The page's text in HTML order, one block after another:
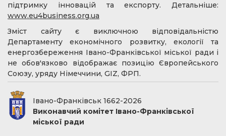
підтримку інновацій та експорту. Детальніше:
www.eu4business.org.ua
Зміст сайту є виключною відповідальністю
Департаменту економічного розвитку, екології та
енергозбереження Івано-Франківської міської ради і
не обов'язково відображає позицію Європейського
Союзу, уряду Німеччини, GIZ, ФРП.
Івано-Франківськ 1662-2026
Виконавчий комітет Івано-Франківської
міської ради